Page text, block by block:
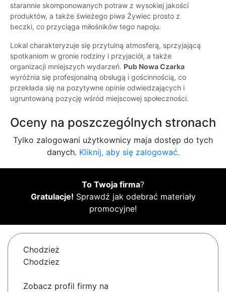
starannie skomponowanych potraw z wysokiej jakości
produktów, a także świeżego piwa Żywiec prosto z
beczki, co przyciąga miłośników tego napoju.
Lokal charakteryzuje się przytulną atmosferą, sprzyjającą
spotkaniom w gronie rodziny i przyjaciół, a także
organizacji mniejszych wydarzeń. Pub Nowa Czarka
wyróżnia się profesjonalną obsługą i gościnnością, co
przekłada się na pozytywne opinie odwiedzających i
ugruntowaną pozycję wśród miejscowej społeczności.
Oceny na poszczególnych stronach
Tylko zalogowani użytkownicy maja dostęp do tych
danych. Kliknij, aby się zalogować.
To Twoja firma?
Gratulacje! Sprawdź jak odebrać materiały
promocyjne!
Chodzież
Chodziez
Zobacz profil firmy na